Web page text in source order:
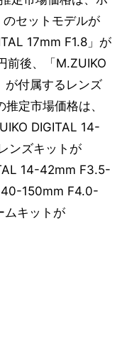
セットモデルが
17mm F1.8」が
前後、「M.ZUIKO
付属するレンズ
定市場価格は、
DIGITAL 14-
ンズキットが
14-42mm F3.5-
40-150mm F4.0-
ムキットが